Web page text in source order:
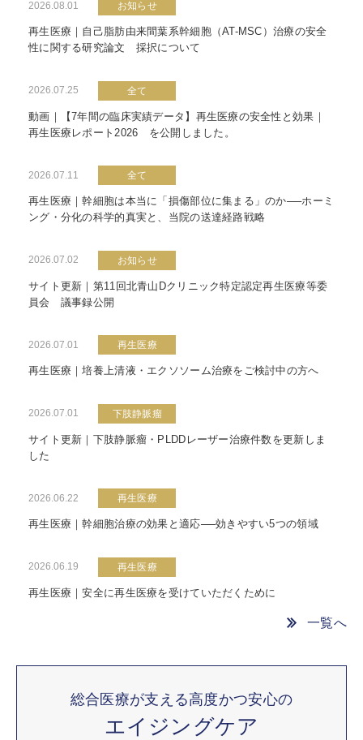
2026.08.01 お知らせ
再生医療｜自己脂肪由来間葉系幹細胞（AT-MSC）治療の安全
性に関する研究論文 採択について
2026.07.25 全て
動画｜【7年間の臨床実績データ】再生医療の安全性と効果｜
再生医療レポート2026 を公開しました。
2026.07.11 全て
再生医療｜幹細胞は本当に「損傷部位に集まる」のか──ホーミ
ング・分化の科学的真実と、当院の送達経路戦略
2026.07.02 お知らせ
サイト更新｜第11回北青山Dクリニック特定認定再生医療等委
員会 議事録公開
2026.07.01 再生医療
再生医療｜培養上清液・エクソソーム治療をご検討中の方へ
2026.07.01 下肢静脈瘤
サイト更新｜下肢静脈瘤・PLDDレーザー治療件数を更新しま
した
2026.06.22 再生医療
再生医療｜幹細胞治療の効果と適応──効きやすい5つの領域
2026.06.19 再生医療
再生医療｜安全に再生医療を受けていただくために
一覧へ
総合医療が支える高度かつ安心の
エイジングケア